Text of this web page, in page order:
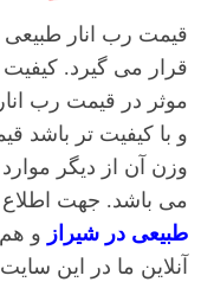
قیمت رب انار طبیعی
قرار می گیرد.
موثر در قیمت رب
و با کیفیت تر باشد
وزن آن از دیگر
می باشد. جهت اطلاع
طبیعی در شیراز و هم
آنلاین ما در این